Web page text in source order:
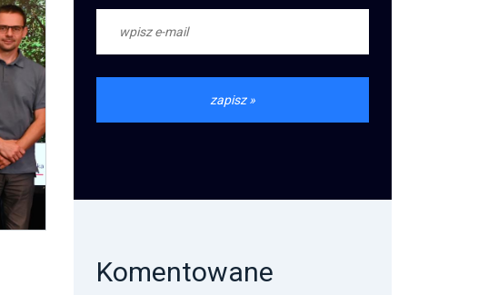
Komentowane